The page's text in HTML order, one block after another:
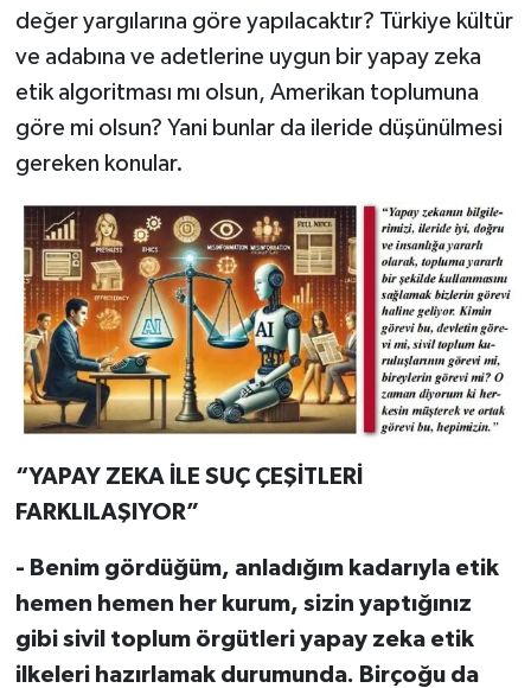
değer yargılarına göre yapılacaktır? Türkiye kültür
ve adabına ve adetlerine uygun bir yapay zeka
etik algoritması mı olsun, Amerikan toplumuna
göre mi olsun? Yani bunlar da ileride düşünülmesi
gereken konular.
“YAPAY ZEKA İLE SUÇ ÇEŞİTLERİ
FARKLILAŞIYOR”
- Benim gördüğüm, anladığım kadarıyla etik
hemen hemen her kurum, sizin yaptığınız
gibi sivil toplum örgütleri yapay zeka etik
ilkeleri hazırlamak durumunda. Birçoğu da